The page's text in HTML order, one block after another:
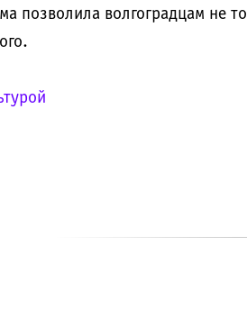
позволила волгоградцам не